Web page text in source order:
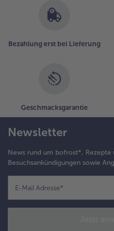
Bezahlung erst bei Lieferung
Geschmacksgarantie
Newsletter
News rund um bofrost*, Rezepte
Besuchsankündigungen sowie
E-Mail Adresse*